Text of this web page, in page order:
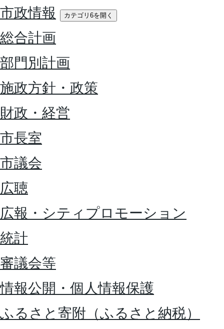
市政情報 カテゴリ6を開く
総合計画
部門別計画
施政方針・政策
財政・経営
市長室
市議会
広聴
広報・シティプロモーション
統計
審議会等
情報公開・個人情報保護
ふるさと寄附（ふるさと納税）